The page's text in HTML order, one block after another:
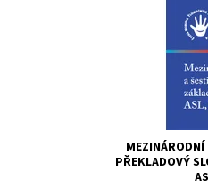
PŘEKLADOVÝ